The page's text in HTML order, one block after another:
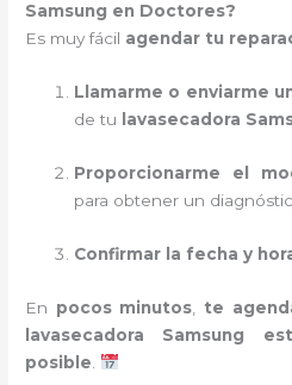
Samsung en Doctores?
Es muy fácil agendar tu
Llamarme o enviarme
de tu
lavasecadora
Proporcionarme el
para obtener un
Confirmar la fecha y
En pocos minutos te
lavasecadora Samsung
posible